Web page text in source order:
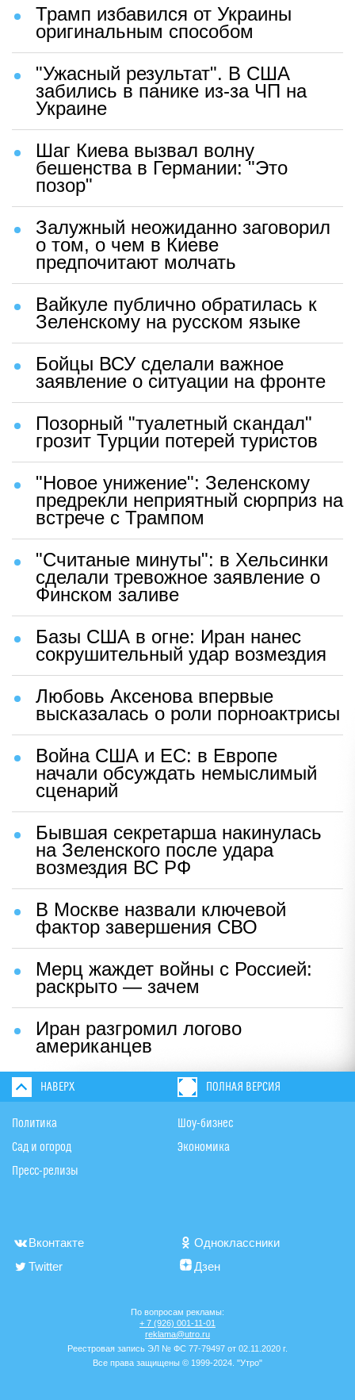
Трамп избавился от Украины
оригинальным способом
"Ужасный результат". В США
забились в панике из-за ЧП на
Украине
Шаг Киева вызвал волну
бешенства в Германии: "Это
позор"
Залужный неожиданно заговорил
о том, о чем в Киеве
предпочитают молчать
Вайкуле публично обратилась к
Зеленскому на русском языке
Бойцы ВСУ сделали важное
заявление о ситуации на фронте
Позорный "туалетный скандал"
грозит Турции потерей туристов
"Новое унижение": Зеленскому
предрекли неприятный сюрприз на
встрече с Трампом
"Считаные минуты": в Хельсинки
сделали тревожное заявление о
Финском заливе
Базы США в огне: Иран нанес
сокрушительный удар возмездия
Любовь Аксенова впервые
высказалась о роли порноактрисы
Война США и ЕС: в Европе
начали обсуждать немыслимый
сценарий
Бывшая секретарша накинулась
на Зеленского после удара
возмездия ВС РФ
В Москве назвали ключевой
фактор завершения СВО
Мерц жаждет войны с Россией:
раскрыто — зачем
Иран разгромил логово
американцев
НАВЕРХ ПОЛНАЯ ВЕРСИЯ
Политика
Сад и огород
Пресс-релизы
Шоу-бизнес
Экономика
Вконтакте
Одноклассники
Twitter
Дзен
По вопросам рекламы:
+ 7 (926) 001-11-01
reklama@utro.ru
Реестровая запись ЭЛ № ФС 77-79497 от 02.11.2020 г.
Все права защищены © 1999-2024. "Утро"